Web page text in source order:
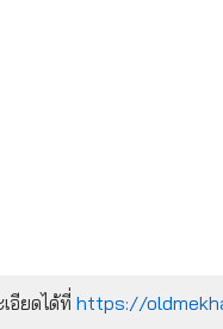
อียดได้ที่ https://